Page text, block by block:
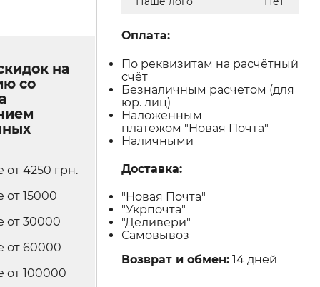
на
со
от 4250 грн.
от 15000
от 30000
от 60000
от 100000
Оплата:
По реквизитам на расчётный
счёт
Безналичным расчетом (для
юр. лиц)
Наложенным
платежом "Новая Почта"
Наличными
Доставка:
"Новая Почта"
"Укрпочта"
"Деливери"
Самовывоз
Возврат и обмен:14 дней